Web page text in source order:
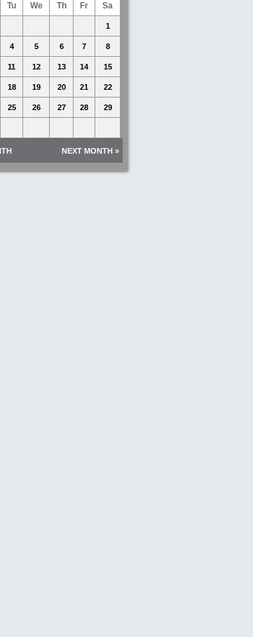
Tu We Th Fr Sa
1
4 5 6 7 8
11 12 13 14 15
18 19 20 21 22
25 26 27 28 29
NEXT MONTH »